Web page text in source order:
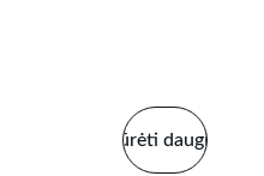
Žiūrėti daugiau